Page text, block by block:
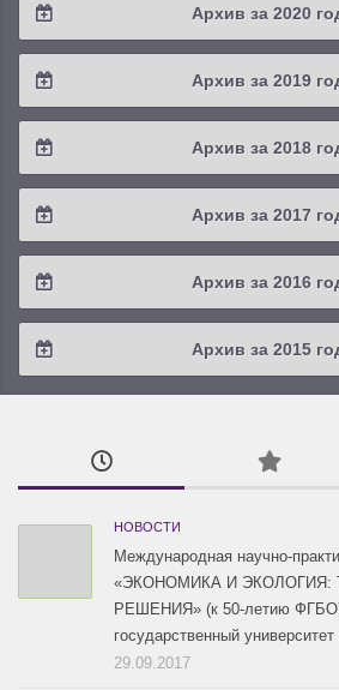
2023 / #1
2022 / #1
2021 / #3
2021 / #1
Архив за 2020
2020 / #4
2020 / #3
2020 / #1
Архив за 2019
2019 / #4
2019 / #3
2019 / #1
Архив за 2018
2018 / #4
2018 / #3
2018 / #1
Архив за 2017
2017 / #4
2017 / #3
Архив за 2016
2016 / #4
2016 / #3
Архив за 2015
2015 / #3
2015 / #2
НОВОСТИ
Международная научно-
«ЭКОНОМИКА И
РЕШЕНИЯ» (к 50-летию
государственный
29.09.2017